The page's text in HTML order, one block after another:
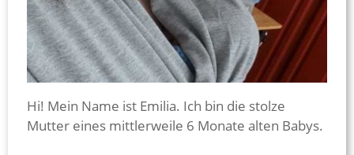
Hi! Mein Name ist Emilia. Ich bin die stolze
Mutter eines mittlerweile 6 Monate alten Babys.